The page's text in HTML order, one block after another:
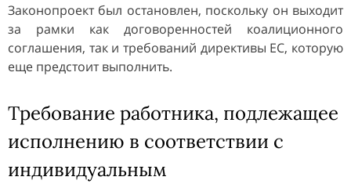
Законопроект был остановлен, поскольку он выходит
за рамки как договоренностей коалиционного
соглашения, так и требований директивы ЕС, которую
еще предстоит выполнить.
Требование работника, подлежащее
исполнению в соответствии с
индивидуальным